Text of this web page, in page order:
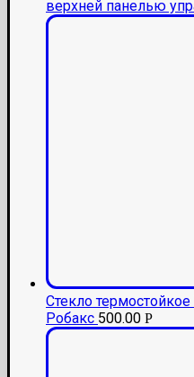
верхней панелью
Стекло
Робакс 500.00 Р